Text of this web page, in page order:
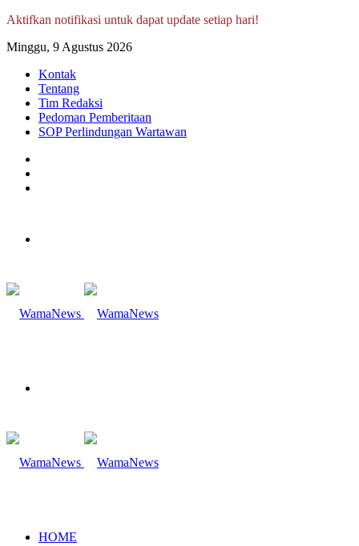
Aktifkan notifikasi untuk dapat update setiap hari!
Minggu, 9 Agustus 2026
Kontak
Tentang
Tim Redaksi
Pedoman Pemberitaan
SOP Perlindungan Wartawan
HOME